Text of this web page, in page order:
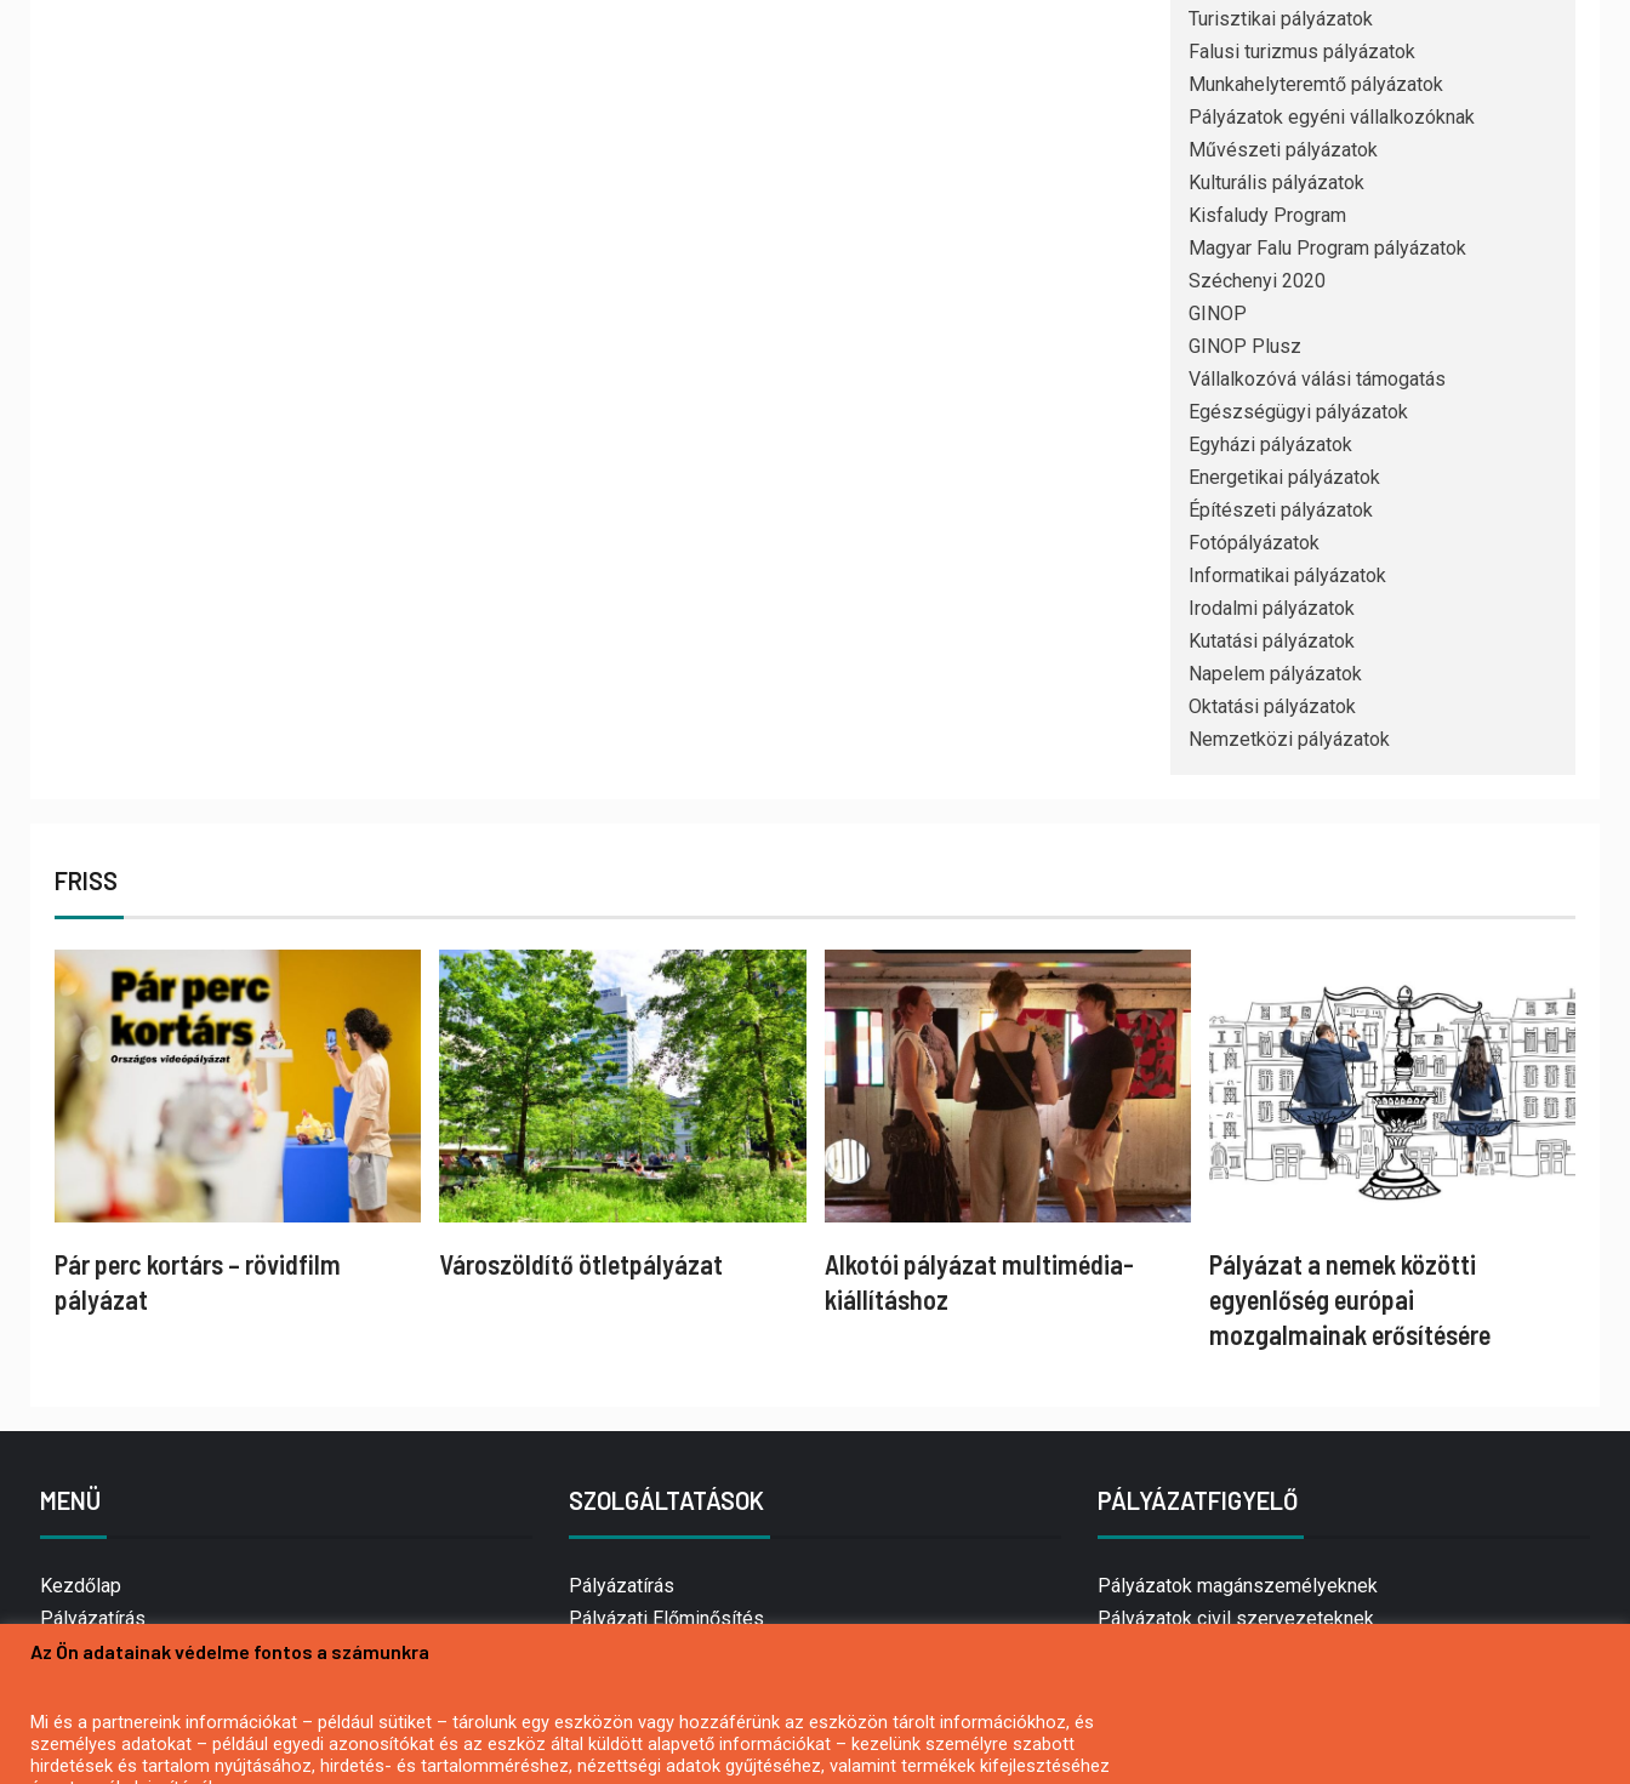
Turisztikai pályázatok
Falusi turizmus pályázatok
Munkahelyteremtő pályázatok
Pályázatok egyéni vállalkozóknak
Művészeti pályázatok
Kulturális pályázatok
Kisfaludy Program
Magyar Falu Program pályázatok
Széchenyi 2020
GINOP
GINOP Plusz
Vállalkozóvá válási támogatás
Egészségügyi pályázatok
Egyházi pályázatok
Energetikai pályázatok
Építészeti pályázatok
Fotópályázatok
Informatikai pályázatok
Irodalmi pályázatok
Kutatási pályázatok
Napelem pályázatok
Oktatási pályázatok
Nemzetközi pályázatok
FRISS
Pár perc kortárs – rövidfilm
pályázat
Városzöldítő ötletpályázat
Alkotói pályázat multimédia-
kiállításhoz
Pályázat a nemek közötti
egyenlőség európai
mozgalmainak erősítésére
MENÜ
Kezdőlap
Pályázatírás
Bemutatkozás
Hírlevél feliratkozás
Impresszum
SZOLGÁLTATÁSOK
Pályázatírás
Pályázati Előminősítés
Mezőgazdasági pályázatírás
Pályázatírás magánszemélyeknek
PÁLYÁZATFIGYELŐ
Pályázatok magánszemélyeknek
Pályázatok civil szervezeteknek
Az Ön adatainak védelme fontos a számunkra
Mi és a partnereink információkat – például sütiket – tárolunk egy eszközön vagy hozzáférünk az eszközön tárolt információkhoz, és
személyes adatokat – például egyedi azonosítókat és az eszköz által küldött alapvető információkat – kezelünk személyre szabott
hirdetések és tartalom nyújtásához, hirdetés- és tartalomméréshez, nézettségi adatok gyűjtéséhez, valamint termékek kifejlesztéséhez